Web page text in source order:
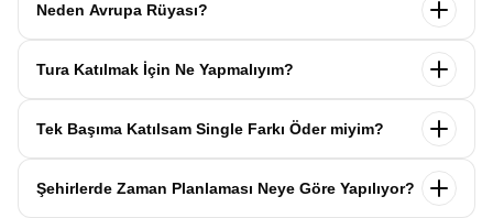
Neden Avrupa Rüyası?
tek seferde birçok
ülkeyikeşfedin! Ekstra tur ücreti yok, tüm geziler fiyata
ile Avrupa’yı en keyifli şekilde yaşayın.
Tura Katılmak İçin Ne Yapmalıyım?
seyahat sözleşmesinionaylayın.İlk taksitiödediğinizde
Tek Başıma Katılsam Single Farkı Öder miyim?
katıldığınızda1000 Euro’ya varan single farkı
Şehirlerde Zaman Planlaması Neye Göre Yapılıyor?